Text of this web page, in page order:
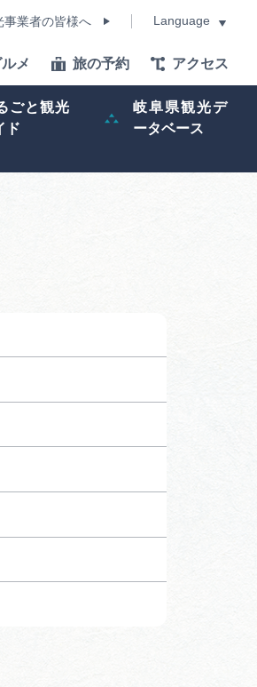
事業者の皆様へ Language
メ 旅の予約 アクセス
ごと観光
ド
岐阜県観光デ
ータベース
イド